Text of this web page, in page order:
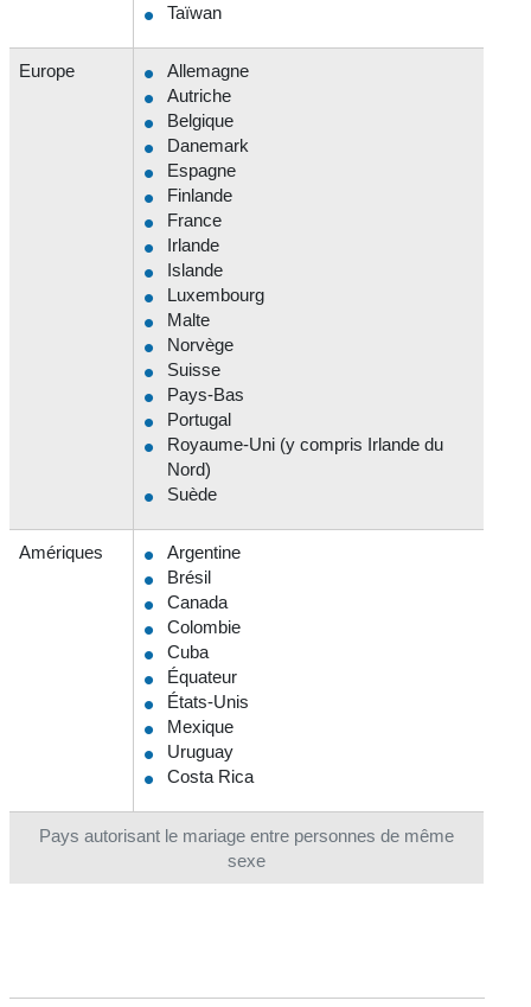
Pays autorisant le mariage entre personnes de même
sexe
Taïwan
Europe
Allemagne
Autriche
Belgique
Danemark
Espagne
Finlande
France
Irlande
Islande
Luxembourg
Malte
Norvège
Suisse
Pays-Bas
Portugal
Royaume-Uni (y compris Irlande du
Nord)
Suède
Amériques
Argentine
Brésil
Canada
Colombie
Cuba
Équateur
États-Unis
Mexique
Uruguay
Costa Rica